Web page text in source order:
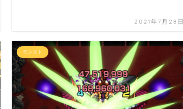
2021年7月28日
モンスト